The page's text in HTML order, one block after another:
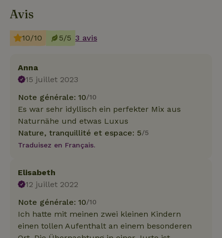
Avis
10/10 5/5 3 avis
Anna
15 juillet 2023
Note générale: 10/10
Es war sehr idyllisch ein perfekter Mix aus
Naturnähe und etwas Luxus
Nature, tranquillité et espace: 5/5
Traduisez en Français.
Elisabeth
12 juillet 2022
Note générale: 10/10
Ich hatte mit meinen zwei kleinen Kindern
einen tollen Aufenthalt an einem besonderen